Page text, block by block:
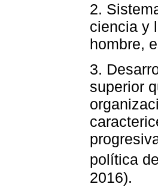
2.
ciencia y
hombre,
3.
superior
política
2016).